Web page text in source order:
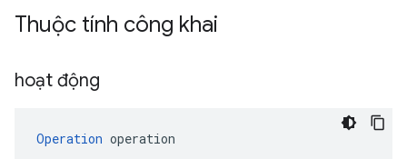
Thuộc tính công khai
hoạt động
Operation operation